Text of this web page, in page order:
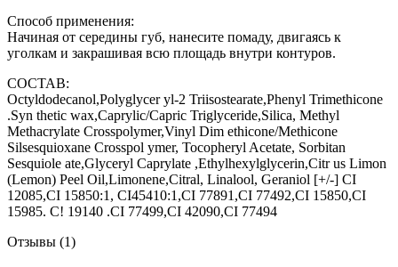
Способ применения:
Начиная от середины губ, нанесите помаду, двигаясь к
уголкам и закрашивая всю площадь внутри контуров.
СОСТАВ:
Octyldodecanol,Polyglycer yl-2 Triisostearate,Phenyl Trimethicone
.Syn thetic wax,Caprylic/Capric Triglyceride,Silica, Methyl
Methacrylate Crosspolymer,Vinyl Dim ethicone/Methicone
Silsesquioxane Crosspol ymer, Tocopheryl Acetate, Sorbitan
Sesquiole ate,Glyceryl Caprylate ,Ethylhexylglycerin,Citr us Limon
(Lemon) Peel Oil,Limonene,Citral, Linalool, Geraniol [+/-] CI
12085,CI 15850:1, CI45410:1,CI 77891,CI 77492,CI 15850,CI
15985. C! 19140 .CI 77499,CI 42090,CI 77494
Отзывы (1)